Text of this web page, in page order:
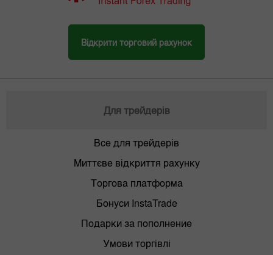
Відкрити торговий рахунок
Для трейдерів
Все для трейдерів
Миттєве відкриття рахунку
Торгова платформа
Бонуси InstaTrade
Подарки за пополнение
Умови торгівлі